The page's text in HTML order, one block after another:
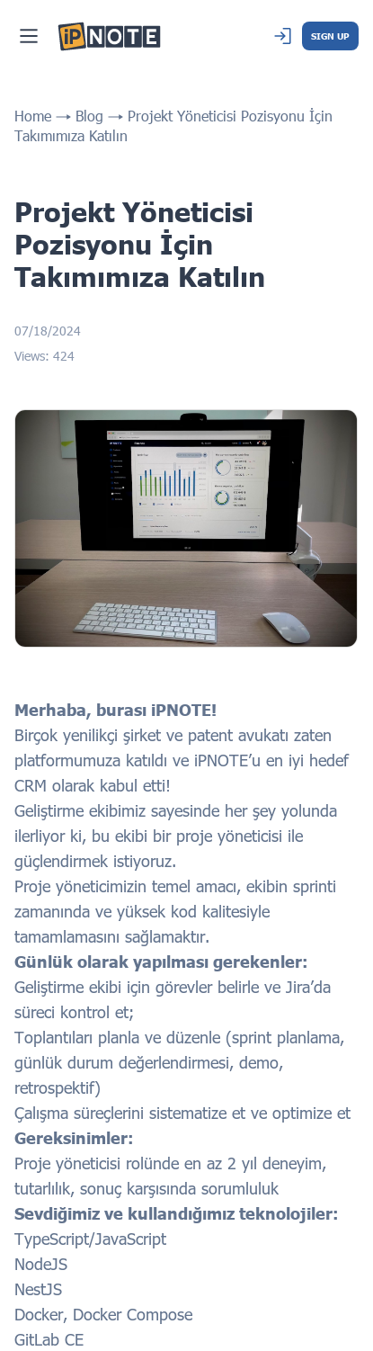
SIGN UP
Home Blog
Projekt Yöneticisi Pozisyonu İçin
Takımımıza Katılın
Projekt Yöneticisi
Pozisyonu İçin
Takımımıza Katılın
07/18/2024
Views: 424
Merhaba, burası iPNOTE!
Birçok yenilikçi şirket ve patent avukatı zaten
platformumuza katıldı ve iPNOTE’u en iyi hedef
CRM olarak kabul etti!
Geliştirme ekibimiz sayesinde her şey yolunda
ilerliyor ki, bu ekibi bir proje yöneticisi ile
güçlendirmek istiyoruz.
Proje yöneticimizin temel amacı, ekibin sprinti
zamanında ve yüksek kod kalitesiyle
tamamlamasını sağlamaktır.
Günlük olarak yapılması gerekenler:
Geliştirme ekibi için görevler belirle ve Jira’da
süreci kontrol et;
Toplantıları planla ve düzenle (sprint planlama,
günlük durum değerlendirmesi, demo,
retrospektif)
Çalışma süreçlerini sistematize et ve optimize et
Gereksinimler:
Proje yöneticisi rolünde en az 2 yıl deneyim,
tutarlılık, sonuç karşısında sorumluluk
Sevdiğimiz ve kullandığımız teknolojiler:
TypeScript/JavaScript
NodeJS
NestJS
Docker, Docker Compose
GitLab CE